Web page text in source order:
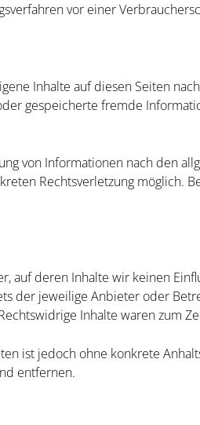
vor einer
Inhalte auf diesen Seiten
gespeicherte fremde
von Informationen nach den
Rechtsverletzung möglich.
auf deren Inhalte wir keinen
der jeweilige Anbieter oder
Inhalte waren zum
ist jedoch ohne konkrete
entfernen.